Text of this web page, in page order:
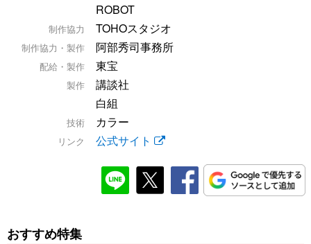
ROBOT
制作協力 TOHOスタジオ
制作協力・製作 阿部秀司事務所
配給・製作 東宝
製作
講談社
白組
技術 カラー
リンク 公式サイト
おすすめ特集